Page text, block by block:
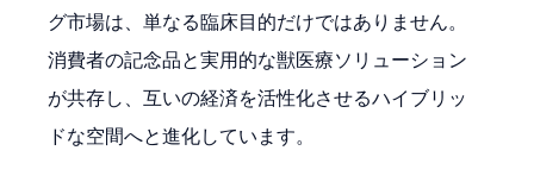
グ市場は、単なる臨床目的だけではありません。
消費者の記念品と実用的な獣医療ソリューション
が共存し、互いの経済を活性化させるハイブリッ
ドな空間へと進化しています。